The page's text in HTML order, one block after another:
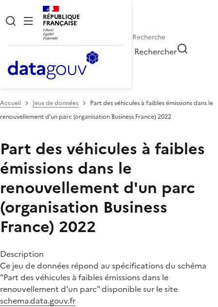
RÉPUBLIQUE
FRANÇAISE
Rechercher
Accueil Jeux de données
Part des véhicules à faibles émissions dans le
renouvellement d'un parc (organisation Business France) 2022
Part des véhicules à faibles
émissions dans le
renouvellement d'un parc
(organisation Business
France) 2022
Description
Ce jeu de données répond au spécifications du schéma
"Part des véhicules à faibles émissions dans le
renouvellement d'un parc" disponible sur le site
schema.data.gouv.fr